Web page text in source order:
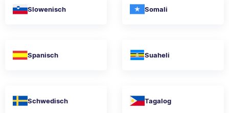
Slowenisch Somali
Spanisch Suaheli
Schwedisch Tagalog